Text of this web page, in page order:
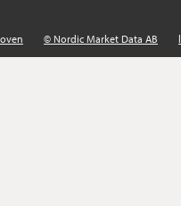
© Nordic Market Data AB